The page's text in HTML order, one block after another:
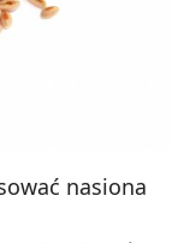
nasiona